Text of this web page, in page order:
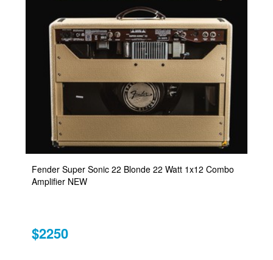
Fender Super Sonic 22 Blonde 22 Watt 1x12 Combo
Amplifier NEW
$2250